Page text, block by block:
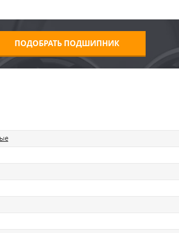
ПОДОБРАТЬ ПОДШИПНИК